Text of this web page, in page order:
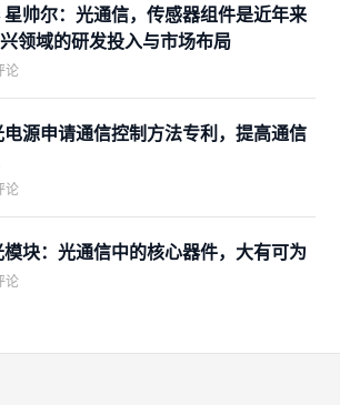
帅尔：光通信，传感器组件是近年来
领域的研发投入与市场布局
论
电源申请通信控制方法专利，提高通信
论
块：光通信中的核心器件，大有可为
论